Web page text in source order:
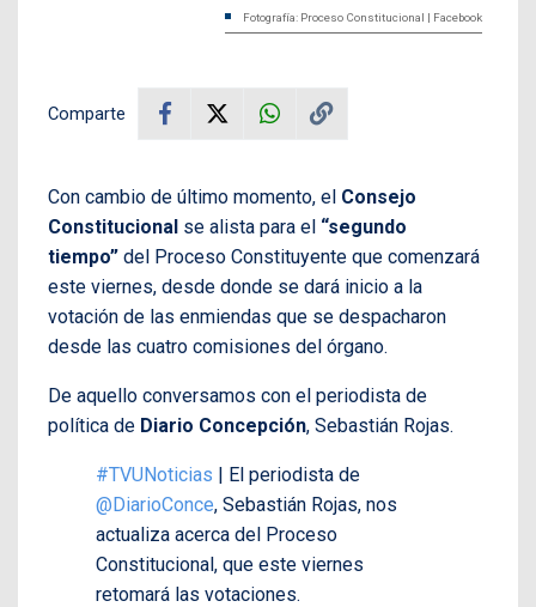
Fotografía: Proceso Constitucional | Facebook
Comparte
Con cambio de último momento, el Consejo
Constitucional se alista para el “segundo
tiempo” del Proceso Constituyente que comenzará
este viernes, desde donde se dará inicio a la
votación de las enmiendas que se despacharon
desde las cuatro comisiones del órgano.
De aquello conversamos con el periodista de
política de Diario Concepción, Sebastián Rojas.
#TVUNoticias | El periodista de
@DiarioConce, Sebastián Rojas, nos
actualiza acerca del Proceso
Constitucional, que este viernes
retomará las votaciones.